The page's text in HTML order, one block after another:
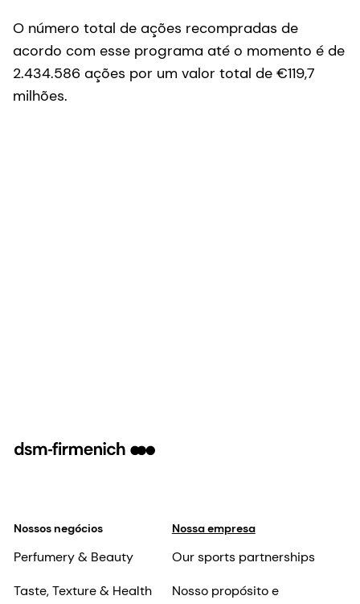
O número total de ações recompradas de
acordo com esse programa até o momento é de
2.434.586 ações por um valor total de €119,7
milhões.
Nossos negócios
Perfumery & Beauty
Taste, Texture & Health
Nossa empresa
Our sports partnerships
Nosso propósito e